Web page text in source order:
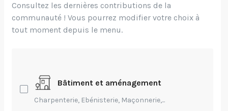
Création, Environnement, Innovation,
Technique
Consultez les dernières contributions de la
communauté ! Vous pourrez modifier votre choix à
tout moment depuis le menu.
Bâtiment et aménagement
Charpenterie, Ebénisterie, Maçonnerie,...